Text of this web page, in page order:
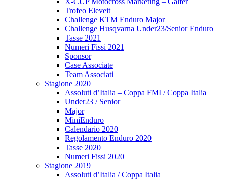
Trofeo Eleveit
Challenge KTM Enduro Major
Challenge Husqvarna Under23/Senior Enduro
Tasse 2021
Numeri Fissi 2021
Sponsor
Case Associate
Team Associati
Stagione 2020
Assoluti d’Italia – Coppa FMI / Coppa Italia
Under23 / Senior
Major
MiniEnduro
Calendario 2020
Regolamento Enduro 2020
Tasse 2020
Numeri Fissi 2020
Stagione 2019
Assoluti d’Italia / Coppa Italia